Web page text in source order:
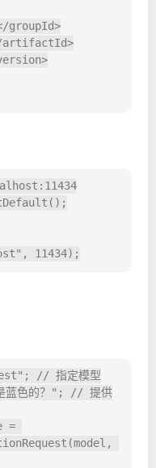
groupId>
artifactId>
// 指定模型
蓝色的？"; // 提供
=